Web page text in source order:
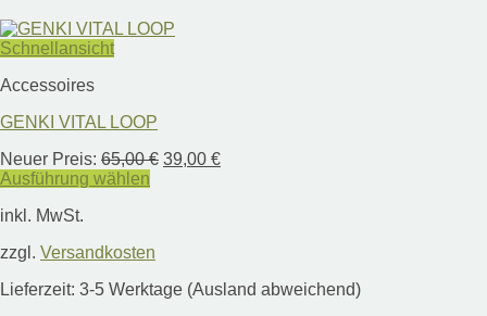
Schnellansicht
Accessoires
GENKI VITAL LOOP
Neuer Preis: 65,00€ Ursprünglicher
39,00 €Aktueller
Ausführung wählen
Produkt
mehrere
auf.
inkl. MwSt.
zzgl. Versandkosten
Lieferzeit: 3-5 Werktage (Ausland abweichend)